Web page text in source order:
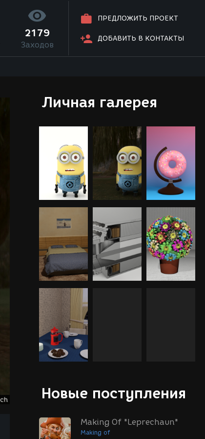
ПРЕДЛОЖИТЬ ПРОЕКТ
ДОБАВИТЬ В КОНТАКТЫ
2179
Заходов
Личная галерея
Новые поступления
Making Of "Leprechaun"
Making of